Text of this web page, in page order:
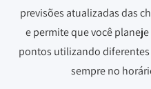
previsões atualizadas das
e permite que você
pontos utilizando
sempre no